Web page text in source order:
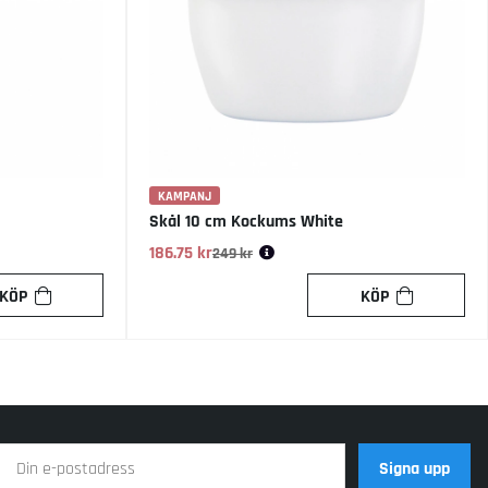
KÖP
KAMPANJ
Skål 10 cm Kockums White
186.75 kr
Ordinarie pris:
249 kr
KÖP
Signa upp